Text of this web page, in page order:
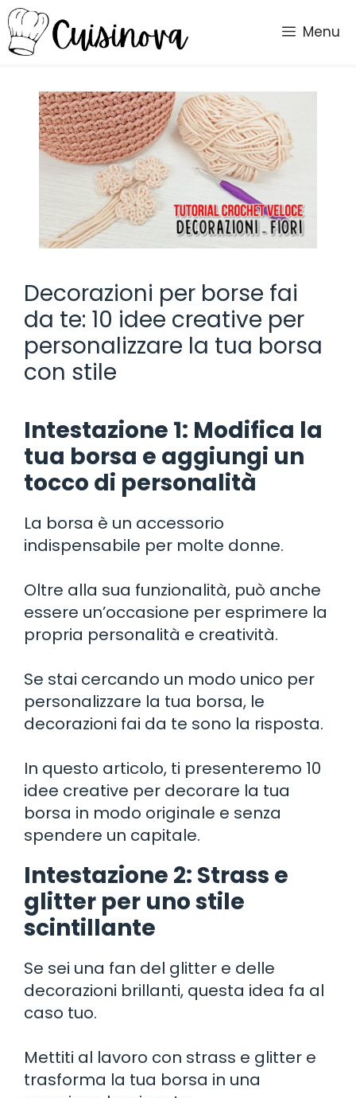
Vai
al
contenuto
Menu
Decorazioni per borse fai
da te: 10 idee creative per
personalizzare la tua borsa
con stile
Intestazione 1: Modifica la
tua borsa e aggiungi un
tocco di personalità
La borsa è un accessorio
indispensabile per molte donne.
Oltre alla sua funzionalità, può anche
essere un’occasione per esprimere la
propria personalità e creatività.
Se stai cercando un modo unico per
personalizzare la tua borsa, le
decorazioni fai da te sono la risposta.
In questo articolo, ti presenteremo 10
idee creative per decorare la tua
borsa in modo originale e senza
spendere un capitale.
Intestazione 2: Strass e
glitter per uno stile
scintillante
Se sei una fan del glitter e delle
decorazioni brillanti, questa idea fa al
caso tuo.
Mettiti al lavoro con strass e glitter e
trasforma la tua borsa in una